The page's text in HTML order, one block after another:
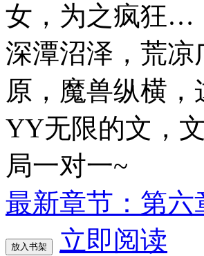
女，为之疯狂
深潭沼泽，荒
原，魔兽纵横
YY无限的文，
局一对一~
最新章节：第六
放入书架 立即阅读